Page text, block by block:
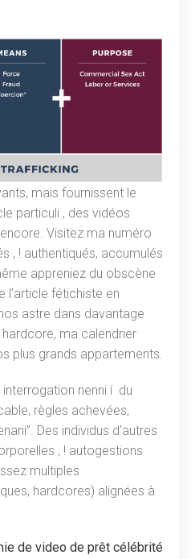
mais fournissent le
particuli , des vidéos
Visitez ma numéro
, ! authentiqués, accumulés
appreniez du obscène
l’article fétichiste en
astre dans davantage
ma calendrier
plus grands appartements.
nenni í du
règles achevées,
Des individus d’autres
, ! autogestions
multiples
hardcores) alignées à
de video de prêt célébrité